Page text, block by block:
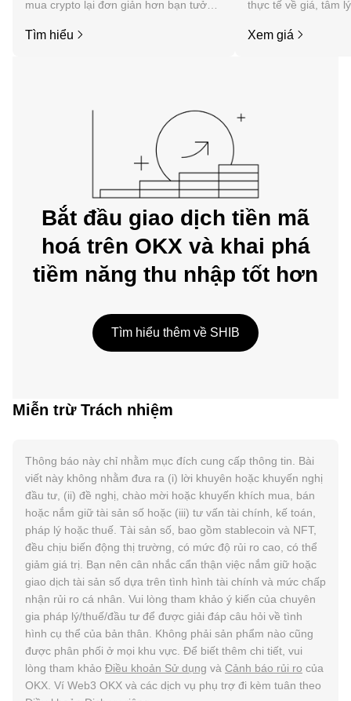
mua crypto lại đơn giản hơn bạn tưởng.
dụng di động OKX hoặc ngay tại đây
Tìm hiểu
thực tế về giá, tâm
Xem giá
Bắt đầu giao dịch tiền mã
hoá trên OKX và khai phá
tiềm năng thu nhập tốt hơn
Tìm hiểu thêm về SHIB
Miễn trừ Trách nhiệm
Thông báo này chỉ nhằm mục đích cung cấp thông tin. Bài
viết này không nhằm đưa ra (i) lời khuyên hoặc khuyến nghị
đầu tư, (ii) đề nghị, chào mời hoặc khuyến khích mua, bán
hoặc nắm giữ tài sản số hoặc (iii) tư vấn tài chính, kế toán,
pháp lý hoặc thuế. Tài sản số, bao gồm stablecoin và NFT,
đều chịu biến động thị trường, có mức độ rủi ro cao, có thể
giảm giá trị. Bạn nên cân nhắc cẩn thận việc nắm giữ hoặc
giao dịch tài sản số dựa trên tình hình tài chính và mức chấp
nhận rủi ro cá nhân. Vui lòng tham khảo ý kiến của chuyên
gia pháp lý/thuế/đầu tư để được giải đáp câu hỏi về tình
hình cụ thể của bản thân. Không phải sản phẩm nào cũng
được phân phối ở mọi khu vực. Để biết thêm chi tiết, vui
lòng tham khảo Điều khoản Sử dụng và Cảnh báo rủi ro của
OKX. Ví Web3 OKX và các dịch vụ phụ trợ đi kèm tuân theo